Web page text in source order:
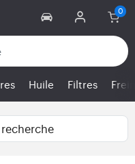
Huile Filtres